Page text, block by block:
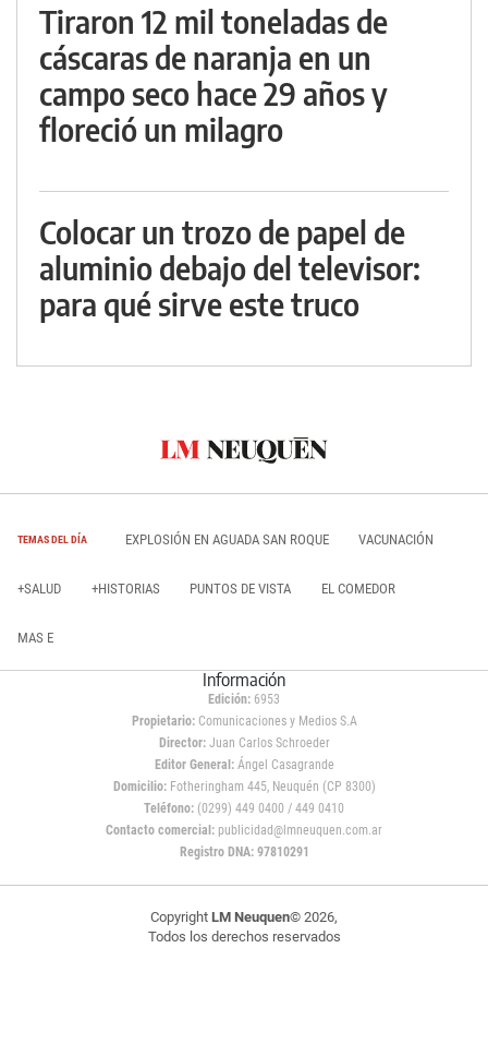
Tiraron 12 mil toneladas de
cáscaras de naranja en un
campo seco hace 29 años y
floreció un milagro
Colocar un trozo de papel de
aluminio debajo del televisor:
para qué sirve este truco
TEMAS DEL DÍA EXPLOSIÓN EN AGUADA SAN ROQUE VACUNACIÓN
+SALUD +HISTORIAS PUNTOS DE VISTA EL COMEDOR
MAS E
Información
Edición: 6953
Propietario:Comunicaciones y Medios S.A
Director: Juan Carlos Schroeder
Editor General:Ángel Casagrande
Domicilio:Fotheringham 445, Neuquén (CP 8300)
Teléfono: (0299) 449 0400 / 449 0410
Contacto comercial: publicidad@lmneuquen.com.ar
Registro DNA: 97810291
Copyright LM Neuquen© 2026,
Todos los derechos reservados